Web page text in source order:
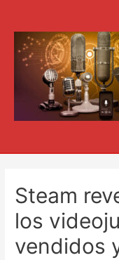
Steam
los
vendidos